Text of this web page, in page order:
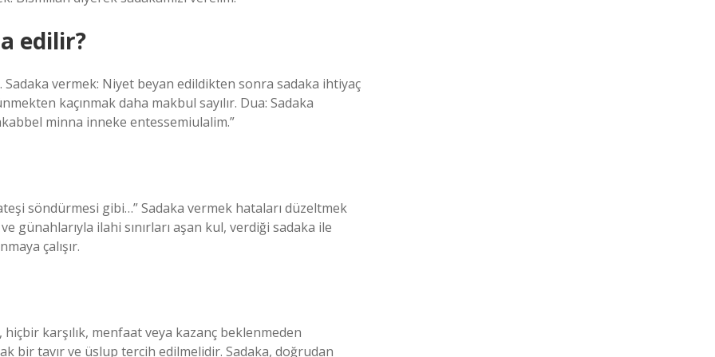
edilir?
vermek: Niyet beyan edildikten sonra sadaka ihtiyaç
kaçınmak daha makbul sayılır. Dua: Sadaka
minna inneke entessemiulalim.”
söndürmesi gibi…” Sadaka vermek hataları düzeltmek
günahlarıyla ilahi sınırları aşan kul, verdiği sadaka ile
çalışır.
hiçbir karşılık, menfaat veya kazanç beklenmeden
bir tavır ve üslup tercih edilmelidir. Sadaka, doğrudan